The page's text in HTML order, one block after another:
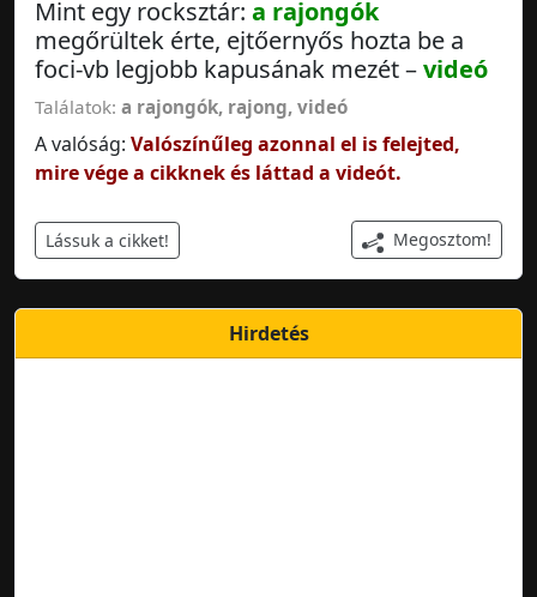
Mint egy rocksztár: a rajongók
megőrültek érte, ejtőernyős hozta be a
foci-vb legjobb kapusának mezét –videó
Találatok: a rajongók, rajong, videó
A valóság: Valószínűleg azonnal el is felejted,
mire vége a cikknek és láttad a videót.
Lássuk a cikket! Megosztom!
Hirdetés